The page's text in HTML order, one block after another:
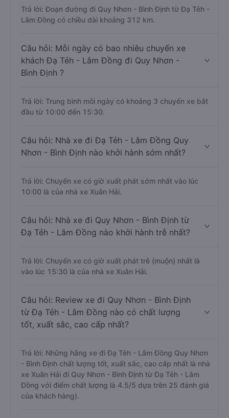
Trả lời: Đoạn đường đi Quy Nhơn - Bình Định từ Đạ Tẻh -
Lâm Đồng có chiều dài khoảng 312 km.
Câu hỏi: Mỗi ngày có bao nhiêu chuyến xe
khách Đạ Tẻh - Lâm Đồng đi Quy Nhơn -
Bình Định ?
Trả lời: Trung bình mỗi ngày có khoảng 3 chuyến xe bắt
đầu từ 10:00 đến 15:30.
Câu hỏi: Nhà xe đi Đạ Tẻh - Lâm Đồng Quy
Nhơn - Bình Định nào khởi hành sớm nhất?
Trả lời: Chuyến xe có giờ xuất phát sớm nhất vào lúc
10:00 là của nhà xe Xuân Hải.
Câu hỏi: Nhà xe đi Quy Nhơn - Bình Định từ
Đạ Tẻh - Lâm Đồng nào khởi hành trễ nhất?
Trả lời: Chuyến xe có giờ xuất phát trễ (muộn) nhất là
vào lúc 15:30 là của nhà xe Xuân Hải.
Câu hỏi: Review xe đi Quy Nhơn - Bình Định
từ Đạ Tẻh - Lâm Đồng nào có chất lượng
tốt, xuất sắc, cao cấp nhất?
Trả lời: Những hãng xe đi Đạ Tẻh - Lâm Đồng Quy Nhơn
- Bình Định chất lượng tốt, xuất sắc, cao cấp nhất là nhà
xe Xuân Hải đi Quy Nhơn - Bình Định từ Đạ Tẻh - Lâm
Đồng với điểm chất lượng là 4.5/5 dựa trên 25 đánh giá
của khách hàng).